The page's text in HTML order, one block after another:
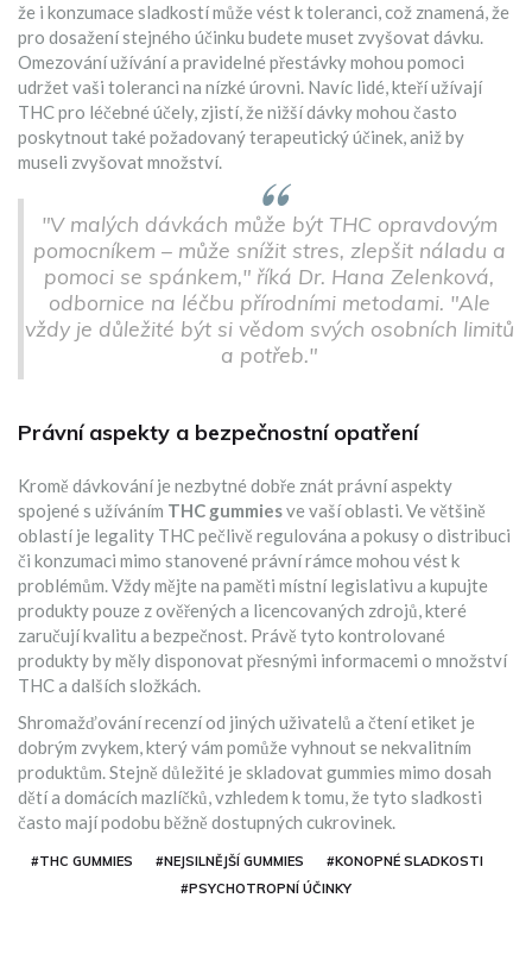
že i konzumace sladkostí může vést k toleranci, což znamená, že
pro dosažení stejného účinku budete muset zvyšovat dávku.
Omezování užívání a pravidelné přestávky mohou pomoci
udržet vaši toleranci na nízké úrovni. Navíc lidé, kteří užívají
THC pro léčebné účely, zjistí, že nižší dávky mohou často
poskytnout také požadovaný terapeutický účinek, aniž by
museli zvyšovat množství.
"V malých dávkách může být THC opravdovým
pomocníkem – může snížit stres, zlepšit náladu a
pomoci se spánkem," říká Dr. Hana Zelenková,
odbornice na léčbu přírodními metodami. "Ale
vždy je důležité být si vědom svých osobních limitů
a potřeb."
Právní aspekty a bezpečnostní opatření
Kromě dávkování je nezbytné dobře znát právní aspekty
spojené s užíváním THC gummiesve vaší oblasti. Ve většině
oblastí je legality THC pečlivě regulována a pokusy o distribuci
či konzumaci mimo stanovené právní rámce mohou vést k
problémům. Vždy mějte na paměti místní legislativu a kupujte
produkty pouze z ověřených a licencovaných zdrojů, které
zaručují kvalitu a bezpečnost. Právě tyto kontrolované
produkty by měly disponovat přesnými informacemi o množství
THC a dalších složkách.
Shromažďování recenzí od jiných uživatelů a čtení etiket je
dobrým zvykem, který vám pomůže vyhnout se nekvalitním
produktům. Stejně důležité je skladovat gummies mimo dosah
dětí a domácích mazlíčků, vzhledem k tomu, že tyto sladkosti
často mají podobu běžně dostupných cukrovinek.
#THC GUMMIES #NEJSILNĚJŠÍ GUMMIES
#KONOPNÉ SLADKOSTI
#PSYCHOTROPNÍ ÚČINKY